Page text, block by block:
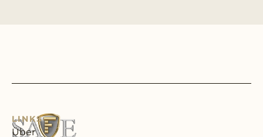
LINKS
Über